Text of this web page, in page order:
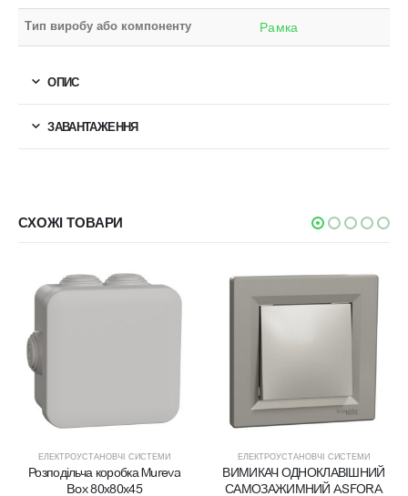
Тип виробу або компоненту Рамка
ОПИС
ЗАВАНТАЖЕННЯ
СХОЖІ ТОВАРИ
ЕЛЕКТРОУСТАНОВЧІ СИСТЕМИ
Розподільча коробка Mureva
Box 80х80х45
ЕЛЕКТРОУСТАНОВЧІ СИСТЕМИ
ВИМИКАЧ ОДНОКЛАВІШНИЙ
САМОЗАЖИМНИЙ ASFORA